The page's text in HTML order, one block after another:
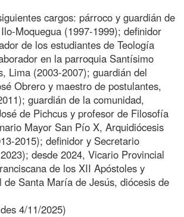
cargos: párroco y guardián de
Moquegua (1997-1999); definidor
de los estudiantes de Teología
en la parroquia Santísimo
Lima (2003-2007); guardián del
Obrero y maestro de postulantes,
guardián de la comunidad,
de Pichcus y profesor de Filosofía
Mayor San Pío X, Arquidiócesis
2015); definidor y Secretario
desde 2024, Vicario Provincial
de los XII Apóstoles y
de Santa María de Jesús, diócesis de
4/11/2025)